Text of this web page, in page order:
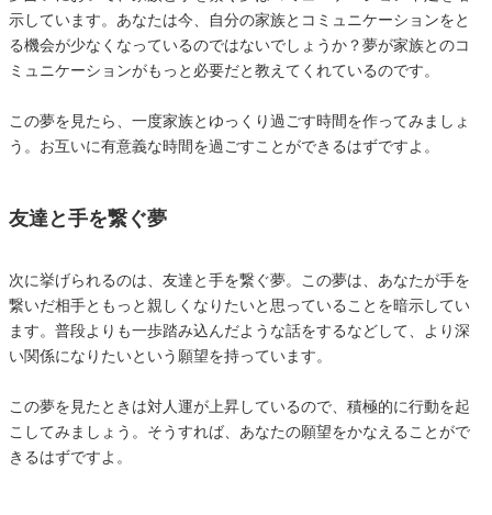
示しています。あなたは今、自分の家族とコミュニケーションをと
る機会が少なくなっているのではないでしょうか？夢が家族とのコ
ミュニケーションがもっと必要だと教えてくれているのです。
この夢を見たら、一度家族とゆっくり過ごす時間を作ってみましょ
う。お互いに有意義な時間を過ごすことができるはずですよ。
友達と手を繋ぐ夢
次に挙げられるのは、友達と手を繋ぐ夢。この夢は、あなたが手を
繋いだ相手ともっと親しくなりたいと思っていることを暗示してい
ます。普段よりも一歩踏み込んだような話をするなどして、より深
い関係になりたいという願望を持っています。
この夢を見たときは対人運が上昇しているので、積極的に行動を起
こしてみましょう。そうすれば、あなたの願望をかなえることがで
きるはずですよ。